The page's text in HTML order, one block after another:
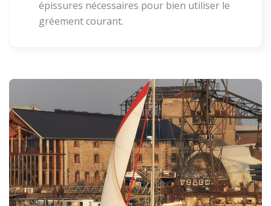
épissures nécessaires pour bien utiliser le
gréement courant.